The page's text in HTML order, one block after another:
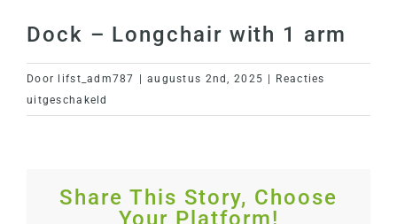
Brochure
Projecten
Dock – Longchair with 1 arm
Door lifst_adm787 augustus 2nd, 2025
Reacties
uitgeschakeld
1
Share This Story, Choose
Your Platform!